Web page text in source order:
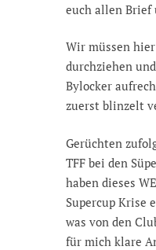
euch allen Brief
Wir müssen
durchziehen
Bylocker
zuerst blinzelt
Gerüchten
TFF bei den
haben dieses
Supercup Krise
was von den
für mich klare